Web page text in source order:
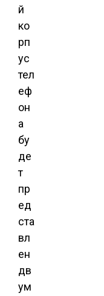
й
ко
рп
ус
тел
еф
он
а
бу
де
т
пр
ед
ста
вл
ен
дв
ум